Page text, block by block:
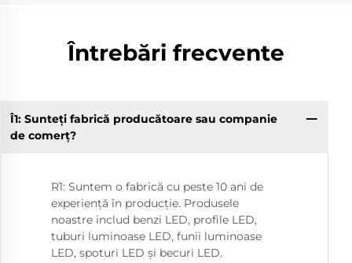
Întrebări frecvente
Î1: Sunteți fabrică producătoare sau companie
de comerț?
R1: Suntem o fabrică cu peste 10 ani de
experiență în producție. Produsele
noastre includ benzi LED, profile LED,
tuburi luminoase LED, funii luminoase
LED, spoturi LED și becuri LED.